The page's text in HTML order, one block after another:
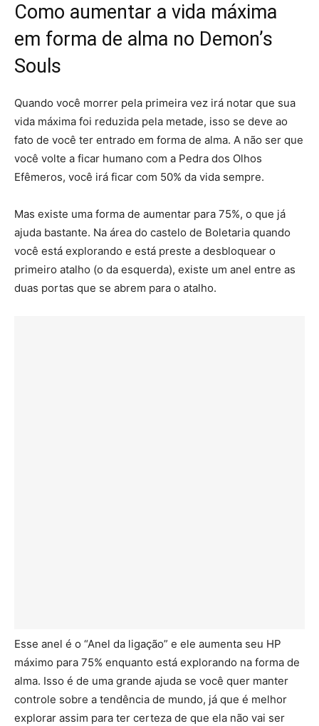
Como aumentar a vida máxima
em forma de alma no Demon’s
Souls
Quando você morrer pela primeira vez irá notar que sua
vida máxima foi reduzida pela metade, isso se deve ao
fato de você ter entrado em forma de alma. A não ser que
você volte a ficar humano com a Pedra dos Olhos
Efêmeros, você irá ficar com 50% da vida sempre.
Mas existe uma forma de aumentar para 75%, o que já
ajuda bastante. Na área do castelo de Boletaria quando
você está explorando e está preste a desbloquear o
primeiro atalho (o da esquerda), existe um anel entre as
duas portas que se abrem para o atalho.
Esse anel é o “Anel da ligação” e ele aumenta seu HP
máximo para 75% enquanto está explorando na forma de
alma. Isso é de uma grande ajuda se você quer manter
controle sobre a tendência de mundo, já que é melhor
explorar assim para ter certeza de que ela não vai ser